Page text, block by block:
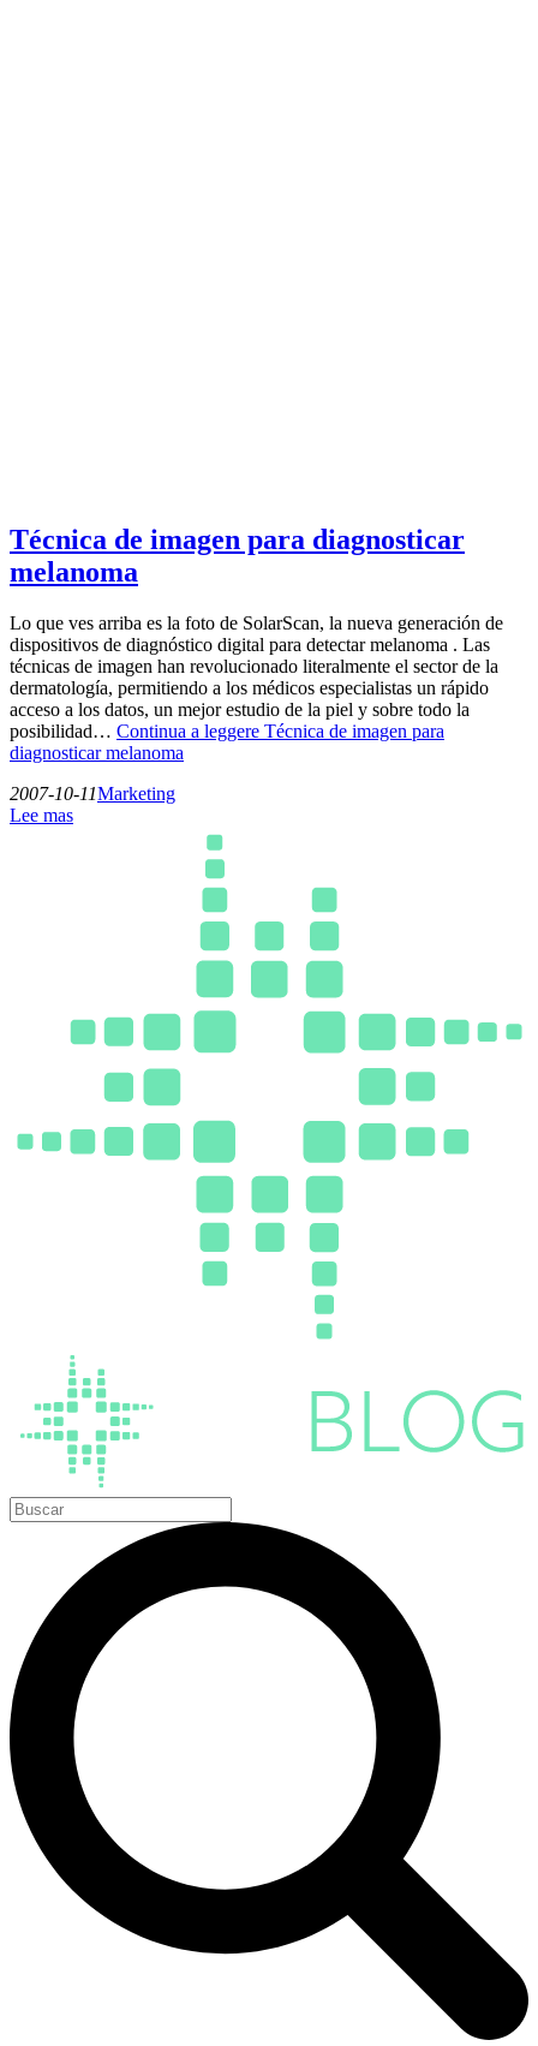
Técnica de imagen para diagnosticar
melanoma
Lo que ves arriba es la foto de SolarScan, la nueva generación de
dispositivos de diagnóstico digital para detectar melanoma . Las
técnicas de imagen han revolucionado literalmente el sector de la
dermatología, permitiendo a los médicos especialistas un rápido
acceso a los datos, un mejor estudio de la piel y sobre todo la
posibilidad… Continua a leggere Técnica de imagen para
diagnosticar melanoma
2007-10-11Marketing
Lee mas